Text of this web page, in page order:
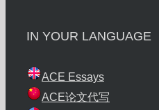
IN YOUR LANGUAGE
ACE Essays
ACE论文代写